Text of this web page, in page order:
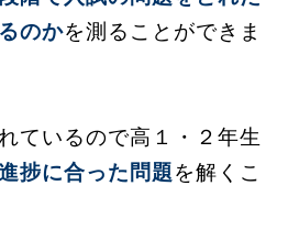
のかを測ることができま
ているので高１・２年生
捗に合った問題を解くこ